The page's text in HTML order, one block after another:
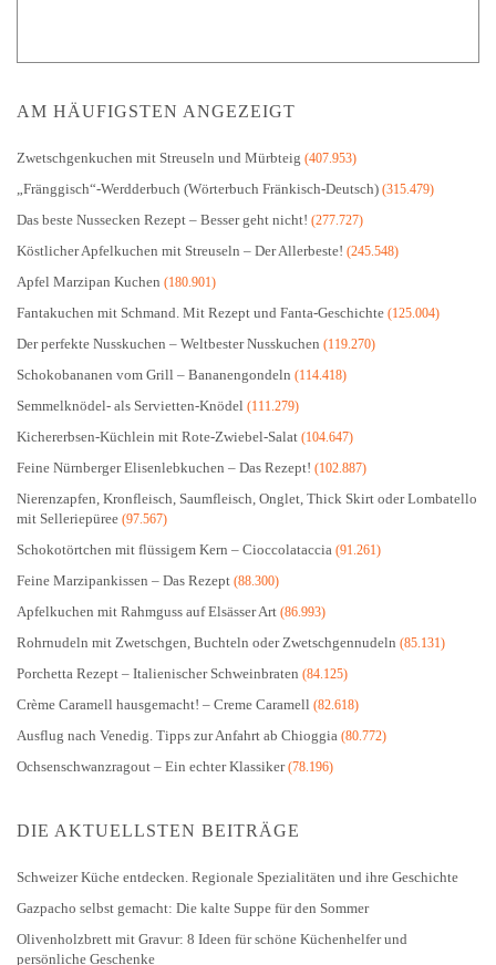
AM HÄUFIGSTEN ANGEZEIGT
Zwetschgenkuchen mit Streuseln und Mürbteig (407.953)
„Fränggisch“-Werdderbuch (Wörterbuch Fränkisch-Deutsch) (315.479)
Das beste Nussecken Rezept – Besser geht nicht! (277.727)
Köstlicher Apfelkuchen mit Streuseln – Der Allerbeste! (245.548)
Apfel Marzipan Kuchen (180.901)
Fantakuchen mit Schmand. Mit Rezept und Fanta-Geschichte (125.004)
Der perfekte Nusskuchen – Weltbester Nusskuchen (119.270)
Schokobananen vom Grill – Bananengondeln (114.418)
Semmelknödel- als Servietten-Knödel (111.279)
Kichererbsen-Küchlein mit Rote-Zwiebel-Salat (104.647)
Feine Nürnberger Elisenlebkuchen – Das Rezept! (102.887)
Nierenzapfen, Kronfleisch, Saumfleisch, Onglet, Thick Skirt oder Lombatello
mit Selleriepüree (97.567)
Schokotörtchen mit flüssigem Kern – Cioccolataccia (91.261)
Feine Marzipankissen – Das Rezept (88.300)
Apfelkuchen mit Rahmguss auf Elsässer Art (86.993)
Rohrnudeln mit Zwetschgen, Buchteln oder Zwetschgennudeln (85.131)
Porchetta Rezept – Italienischer Schweinbraten (84.125)
Crème Caramell hausgemacht! – Creme Caramell (82.618)
Ausflug nach Venedig. Tipps zur Anfahrt ab Chioggia (80.772)
Ochsenschwanzragout – Ein echter Klassiker(78.196)
DIE AKTUELLSTEN BEITRÄGE
Schweizer Küche entdecken. Regionale Spezialitäten und ihre Geschichte
Gazpacho selbst gemacht: Die kalte Suppe für den Sommer
Olivenholzbrett mit Gravur: 8 Ideen für schöne Küchenhelfer und
persönliche Geschenke